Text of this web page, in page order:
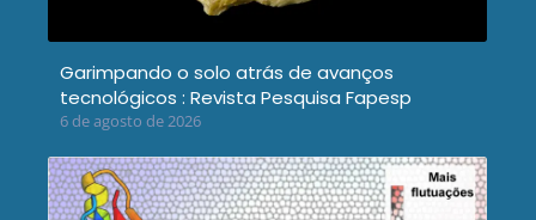
Garimpando o solo atrás de avanços
tecnológicos : Revista Pesquisa Fapesp
6 de agosto de 2026